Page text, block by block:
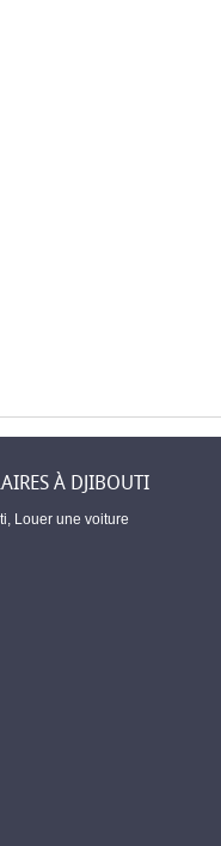
À DJIBOUTI
Louer une voiture